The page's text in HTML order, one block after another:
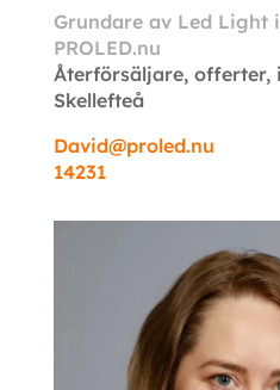
Grundare av Led Light
PROLED.nu
Återförsäljare, offerter,
Skellefteå
14231